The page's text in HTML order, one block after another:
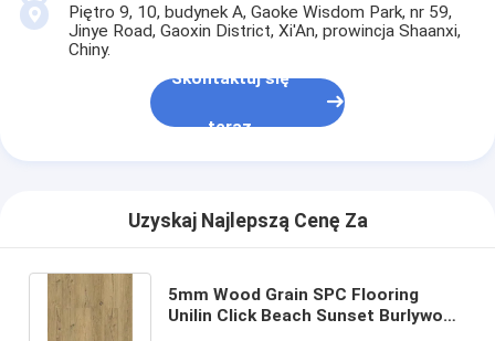
Piętro 9, 10, budynek A, Gaoke Wisdom Park, nr 59,
Jinye Road, Gaoxin District, Xi'An, prowincja Shaanxi,
Chiny.
Skontaktuj się
teraz
Uzyskaj Najlepszą Cenę Za
5mm Wood Grain SPC Flooring
Unilin Click Beach Sunset Burlywood